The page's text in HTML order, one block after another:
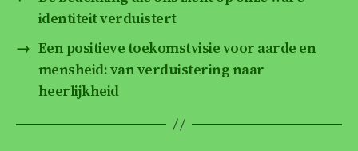
b
o
o
k
A
p
p
dI
n
identiteit verduistert
→ Een positieve toekomstvisie voor aarde en
mensheid: van verduistering naar
heerlijkheid